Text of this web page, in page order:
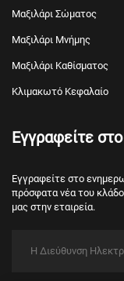
Μαξιλάρι Σώματος
Μαξιλάρι Μνήμης
Μαξιλάρι Καθίσματος
Κλιμακωτό Κεφαλαίο
Εγγραφείτε
Εγγραφείτε στο
πρόσφατα νέα του
μας στην εταιρεία.